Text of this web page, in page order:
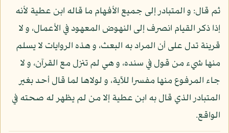
ثم قال: و المتبادر إلى جميع الأفهام ما قاله ابن عطية لأنه
إذا ذكر القيام انصرف إلى النهوض المعهود في الأعمال، و لا
قرينة تدل على أن المراد به البعث، و هذه الروايات لا يسلم
منها شيء من قول في سنده، و هي لم تنزل مع القرآن، و لا
جاء المرفوع منها مفسرا للآية، و لولاها لما قال أحد بغير
المتبادر الذي قال به ابن عطية إلا من لم يظهر له صحته في
الواقع.